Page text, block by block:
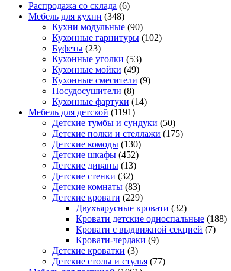
Распродажа со склада (6)
Мебель для кухни (348)
Кухни модульные (90)
Кухонные гарнитуры (102)
Буфеты (23)
Кухонные уголки (53)
Кухонные мойки (49)
Кухонные смесители (9)
Посудосушители (8)
Кухонные фартуки (14)
Мебель для детской (1191)
Детские тумбы и сундуки (50)
Детские полки и стеллажи (175)
Детские комоды (130)
Детские шкафы (452)
Детские диваны (13)
Детские стенки (32)
Детские комнаты (83)
Детские кровати (229)
Двухъярусные кровати (32)
Кровати детские односпальные (188)
Кровати с выдвижной секцией (7)
Кровати-чердаки (9)
Детские кроватки (3)
Детские столы и стулья (77)